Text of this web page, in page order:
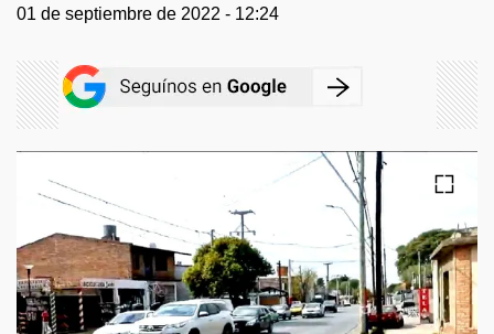
01 de septiembre de 2022 - 12:24